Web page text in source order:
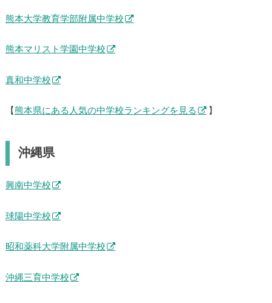
熊本大学教育学部附属中学校
熊本マリスト学園中学校
真和中学校
【 熊本県にある人気の中学校ランキングを見る 】
沖縄県
興南中学校
球陽中学校
昭和薬科大学附属中学校
沖縄三育中学校